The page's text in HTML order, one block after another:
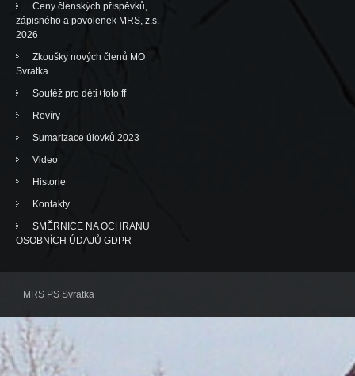
Ceny členských příspěvků,
zápisného a povolenek MRS, z.s.
2026
Zkoušky nových členů MO
Svratka
Soutěž pro děti+foto ff
Revíry
Sumarizace úlovků 2023
Video
Historie
Kontakty
SMĚRNICE NA OCHRANU
OSOBNÍCH ÚDAJŮ GDPR
MRS PS Svratka